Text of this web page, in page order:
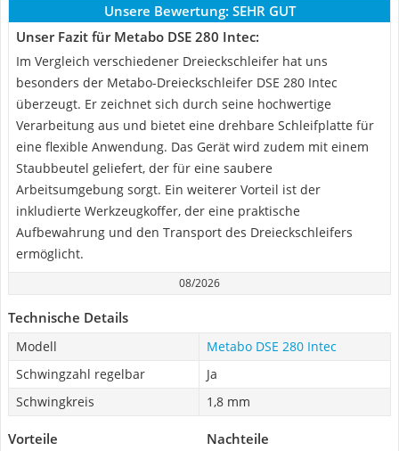
Unsere Bewertung: SEHR GUT
Unser Fazit für Metabo DSE 280 Intec:
Im Vergleich verschiedener Dreieckschleifer hat uns
besonders der Metabo-Dreieckschleifer DSE 280 Intec
überzeugt. Er zeichnet sich durch seine hochwertige
Verarbeitung aus und bietet eine drehbare Schleifplatte für
eine flexible Anwendung. Das Gerät wird zudem mit einem
Staubbeutel geliefert, der für eine saubere
Arbeitsumgebung sorgt. Ein weiterer Vorteil ist der
inkludierte Werkzeugkoffer, der eine praktische
Aufbewahrung und den Transport des Dreieckschleifers
ermöglicht.
08/2026
Technische Details
Modell
Metabo DSE 280 Intec
Schwingzahl regelbar
Ja
Schwingkreis
1,8 mm
Vorteile Nachteile